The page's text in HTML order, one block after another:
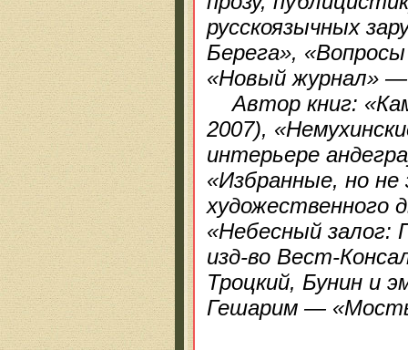
русскоязычных
Берега»,
«Новый журнал» —
Автор книг:
2007),
интерьере
«Избранные, но не
художественного
«Небесный залог:
изд-во Вест-
Троцкий, Бунин и
Гешарим —